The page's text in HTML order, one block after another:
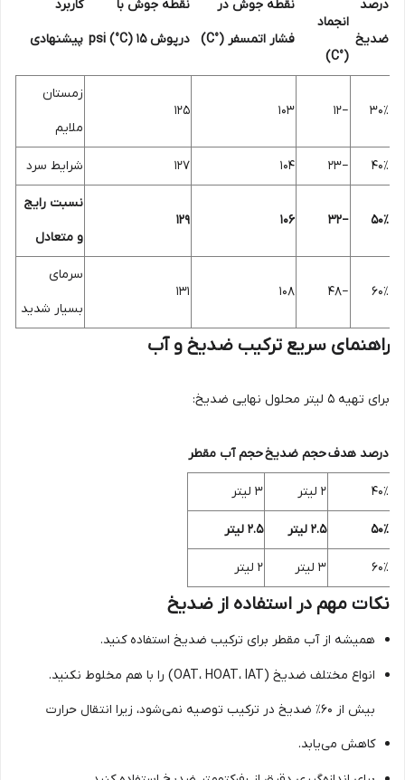
درصد
ضدیخ
انجماد
(°C)
نقطه جوش در
فشار اتمسفر (°C)
نقطه جوش با
درپوش ۱۵ psi (°C)
کاربرد
پیشنهادی
۳۰٪ −۱۲ ۱۰۳ ۱۲۵
زمستان
ملایم
۴۰٪ −۲۳ ۱۰۴ ۱۲۷ شرایط سرد
۵۰٪ −۳۲ ۱۰۶ ۱۲۹
نسبت رایج
و متعادل
۶۰٪ −۴۸ ۱۰۸ ۱۳۱
سرمای
بسیار شدید
راهنمای سریع ترکیب ضدیخ و آب
برای تهیه ۵ لیتر محلول نهایی ضدیخ:
درصد هدفحجم ضدیخحجم آب مقطر
۴۰٪ ۲ لیتر ۳ لیتر
۵۰٪ ۲.۵ لیتر ۲.۵ لیتر
۶۰٪ ۳ لیتر ۲ لیتر
نکات مهم در استفاده از ضدیخ
همیشه از آب مقطر برای ترکیب ضدیخ استفاده کنید.
انواع مختلف ضدیخ (OAT، HOAT، IAT) را با هم مخلوط نکنید.
بیش از ۶۰٪ ضدیخ در ترکیب توصیه نمی‌شود، زیرا انتقال حرارت
کاهش می‌یابد.